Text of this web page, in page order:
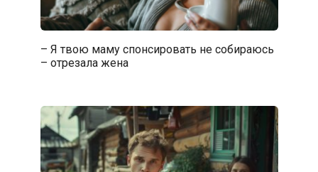
– Я твою маму спонсировать не собираюсь
– отрезала жена